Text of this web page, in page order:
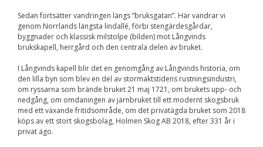
Sedan fortsätter vandringen längs ”bruksgatan”. Här vandrar vi
genom Norrlands längsta lindallé, förbi stengärdesgårdar,
byggnader och klassisk milstolpe (bilden) mot Långvinds
brukskapell, herrgård och den centrala delen av bruket.
I Långvinds kapell blir det en genomgång av Långvinds historia, om
den lilla byn som blev en del av stormaktstidens rustningsindustri,
om ryssarna som brände bruket 21 maj 1721, om brukets upp- och
nedgång, om omdaningen av järnbruket till ett modernt skogsbruk
med ett växande fritidsområde, om det privatägda bruket som 2018
köps av ett stort skogsbolag, Holmen Skog AB 2018, efter 331 år i
privat ägo.